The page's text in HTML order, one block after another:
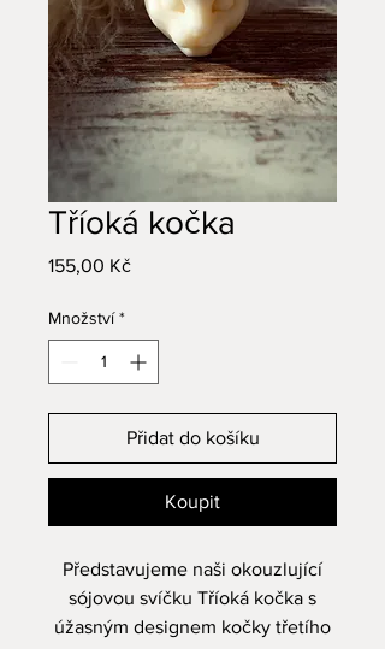
Tříoká kočka
155,00 KčCena
Množství *
Přidat do košíku
Koupit
Představujeme naši okouzlující
sójovou svíčku Tříoká kočka s
úžasným designem kočky třetího